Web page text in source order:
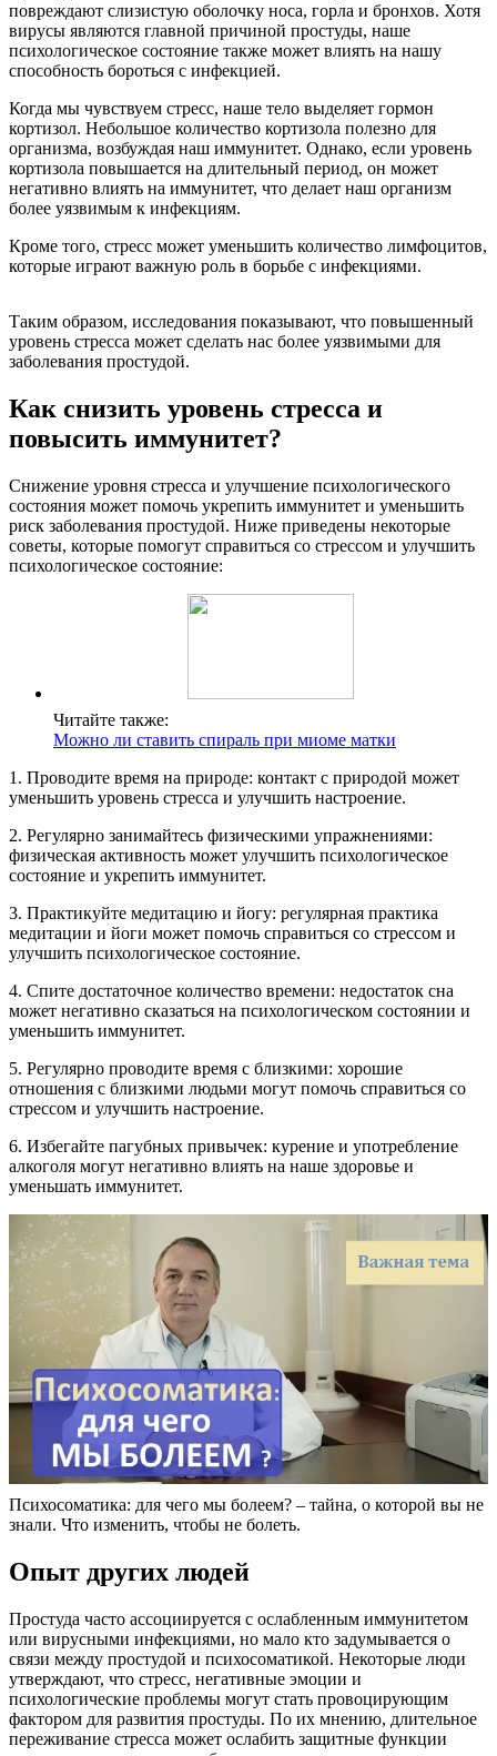
повреждают слизистую оболочку носа, горла и бронхов. Хотя
вирусы являются главной причиной простуды, наше
психологическое состояние также может влиять на нашу
способность бороться с инфекцией.
Когда мы чувствуем стресс, наше тело выделяет гормон
кортизол. Небольшое количество кортизола полезно для
организма, возбуждая наш иммунитет. Однако, если уровень
кортизола повышается на длительный период, он может
негативно влиять на иммунитет, что делает наш организм
более уязвимым к инфекциям.
Кроме того, стресс может уменьшить количество лимфоцитов,
которые играют важную роль в борьбе с инфекциями.
Таким образом, исследования показывают, что повышенный
уровень стресса может сделать нас более уязвимыми для
заболевания простудой.
Как снизить уровень стресса и
повысить иммунитет?
Снижение уровня стресса и улучшение психологического
состояния может помочь укрепить иммунитет и уменьшить
риск заболевания простудой. Ниже приведены некоторые
советы, которые помогут справиться со стрессом и улучшить
психологическое состояние:
Читайте также:
Можно ли ставить спираль при миоме матки
1. Проводите время на природе: контакт с природой может
уменьшить уровень стресса и улучшить настроение.
2. Регулярно занимайтесь физическими упражнениями:
физическая активность может улучшить психологическое
состояние и укрепить иммунитет.
3. Практикуйте медитацию и йогу: регулярная практика
медитации и йоги может помочь справиться со стрессом и
улучшить психологическое состояние.
4. Спите достаточное количество времени: недостаток сна
может негативно сказаться на психологическом состоянии и
уменьшить иммунитет.
5. Регулярно проводите время с близкими: хорошие
отношения с близкими людьми могут помочь справиться со
стрессом и улучшить настроение.
6. Избегайте пагубных привычек: курение и употребление
алкоголя могут негативно влиять на наше здоровье и
уменьшать иммунитет.
Психосоматика: для чего мы болеем? – тайна, о которой вы не
знали. Что изменить, чтобы не болеть.
Опыт других людей
Простуда часто ассоциируется с ослабленным иммунитетом
или вирусными инфекциями, но мало кто задумывается о
связи между простудой и психосоматикой. Некоторые люди
утверждают, что стресс, негативные эмоции и
психологические проблемы могут стать провоцирующим
фактором для развития простуды. По их мнению, длительное
переживание стресса может ослабить защитные функции